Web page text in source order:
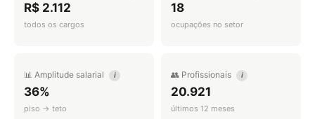
R$ 2.112
todos os cargos
18
ocupações no setor
📊 Amplitude salarial i
36%
piso → teto
👥 Profissionais i
20.921
últimos 12 meses